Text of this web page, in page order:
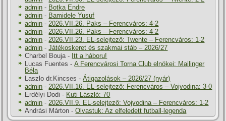
admin - Botka Endre
admin - Bamidele Yusuf
admin - 2026.VII.26. Paks – Ferencváros: 4-2
admin - 2026.VII.26. Paks – Ferencváros: 4-2
admin - 2026.VII.23. EL-selejtező: Twente – Ferencváros: 1-2
admin -Játékoskeret és szakmai stáb – 2026/27
Charbel Bouja - Itt a háboru!
Lucas Fuentes -A Ferencvárosi Torna Club elnökei: Mailinger
Béla
Laszlo dr.Kincses -Átigazolások – 2026/27 (nyár)
admin - 2026.VII.16. EL-selejtező: Ferencváros – Vojvodina: 3-0
Erdélyi Dodi - Kuti László: 70
admin - 2026.VII.9. EL-selejtező: Vojvodina – Ferencváros: 1-2
Andrási Márton -Olvastuk: Az elfeledett futball-legenda